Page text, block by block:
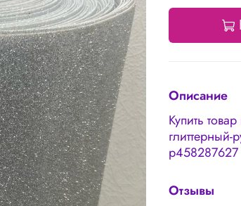
Описание
Купить
p458287627
Отзывы